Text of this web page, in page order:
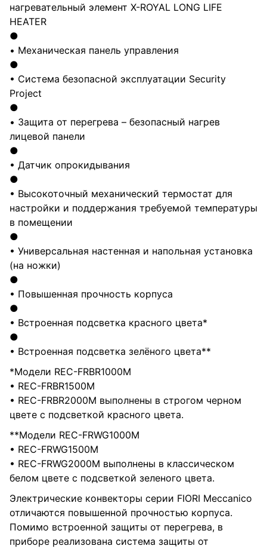
нагревательный элемент X-ROYAL LONG LIFE
HEATER
●
• Механическая панель управления
●
• Система безопасной эксплуатации Security
Project
●
• Защита от перегрева – безопасный нагрев
лицевой панели
●
• Датчик опрокидывания
●
• Высокоточный механический термостат для
настройки и поддержания требуемой температуры
в помещении
●
• Универсальная настенная и напольная установка
(на ножки)
●
• Повышенная прочность корпуса
●
• Встроенная подсветка красного цвета*
●
• Встроенная подсветка зелёного цвета**
*Модели REC-FRBR1000M
• REC-FRBR1500M
• REC-FRBR2000M выполнены в строгом черном
цвете с подсветкой красного цвета.
**Модели REC-FRWG1000M
• REC-FRWG1500M
• REC-FRWG2000M выполнены в классическом
белом цвете с подсветкой зеленого цвета.
Электрические конвекторы серии FIORI Meccanico
отличаются повышенной прочностью корпуса.
Помимо встроенной защиты от перегрева, в
приборе реализована система защиты от